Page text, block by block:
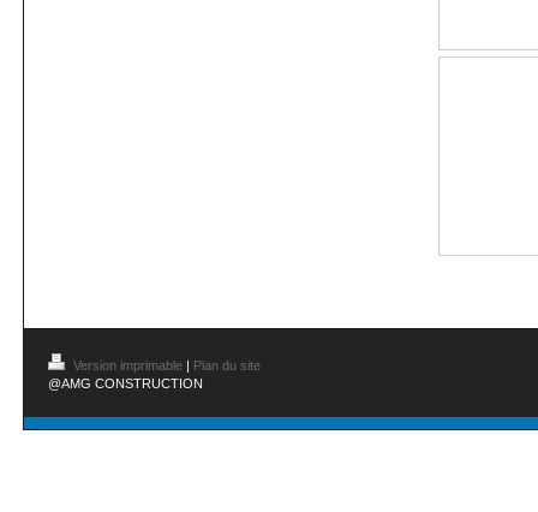
Version imprimable | Plan du site
@AMG CONSTRUCTION